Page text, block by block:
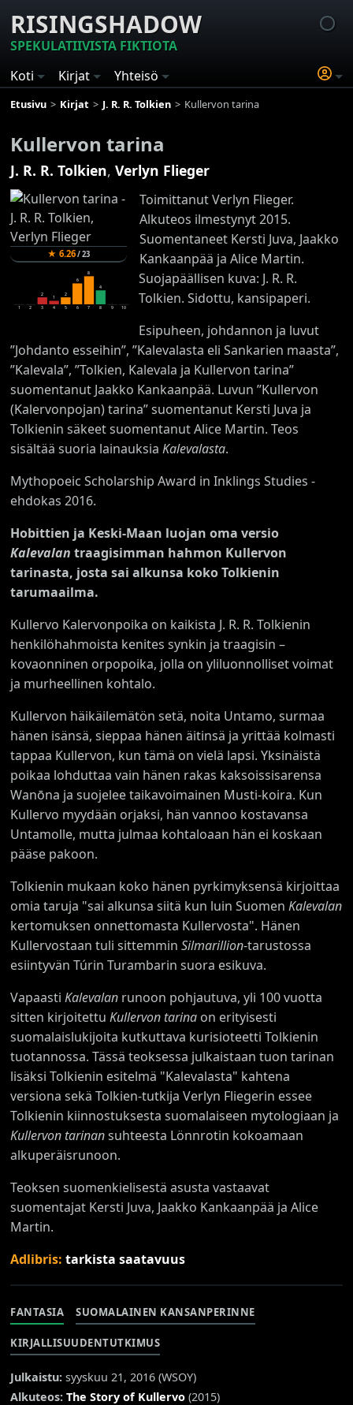
RISINGSHADOW
SPEKULATIIVISTA FIKTIOTA
Koti
Kirjat Yhteisö
Etusivu Kirjat J. R. R. Tolkien Kullervon tarina
Kullervon tarina
J. R. R. Tolkien,Verlyn Flieger
★6.26/23
1 2
2
3
1
4
2
5
6
6
8
7
4
8 9 10
Toimittanut Verlyn Flieger.
Alkuteos ilmestynyt 2015.
Suomentaneet Kersti Juva, Jaakko
Kankaanpää ja Alice Martin.
Suojapäällisen kuva: J. R. R.
Tolkien. Sidottu, kansipaperi.
Esipuheen, johdannon ja luvut
”Johdanto esseihin”, ”Kalevalasta eli Sankarien maasta”,
”Kalevala”, ”Tolkien, Kalevala ja Kullervon tarina”
suomentanut Jaakko Kankaanpää. Luvun ”Kullervon
(Kalervonpojan) tarina” suomentanut Kersti Juva ja
Tolkienin säkeet suomentanut Alice Martin. Teos
sisältää suoria lainauksiaKalevalasta.
Mythopoeic Scholarship Award in Inklings Studies -
ehdokas 2016.
Hobittien ja Keski-Maan luojan oma versio
Kalevalan traagisimman hahmon Kullervon
tarinasta, josta sai alkunsa koko Tolkienin
tarumaailma.
Kullervo Kalervonpoika on kaikista J. R. R. Tolkienin
henkilöhahmoista kenites synkin ja traagisin –
kovaonninen orpopoika, jolla on yliluonnolliset voimat
ja murheellinen kohtalo.
Kullervon häikäilemätön setä, noita Untamo, surmaa
hänen isänsä, sieppaa hänen äitinsä ja yrittää kolmasti
tappaa Kullervon, kun tämä on vielä lapsi. Yksinäistä
poikaa lohduttaa vain hänen rakas kaksoissisarensa
Wanōna ja suojelee taikavoimainen Musti-koira. Kun
Kullervo myydään orjaksi, hän vannoo kostavansa
Untamolle, mutta julmaa kohtaloaan hän ei koskaan
pääse pakoon.
Tolkienin mukaan koko hänen pyrkimyksensä kirjoittaa
omia taruja "sai alkunsa siitä kun luin SuomenKalevalan
kertomuksen onnettomasta Kullervosta". Hänen
Kullervostaan tuli sittemminSilmarillion-tarustossa
esiintyvän Túrin Turambarin suora esikuva.
VapaastiKalevalan runoon pohjautuva, yli 100 vuotta
sitten kirjoitettuKullervon tarina on erityisesti
suomalaislukijoita kutkuttava kurisioteetti Tolkienin
tuotannossa. Tässä teoksessa julkaistaan tuon tarinan
lisäksi Tolkienin esitelmä "Kalevalasta" kahtena
versiona sekä Tolkien-tutkija Verlyn Fliegerin essee
Tolkienin kiinnostuksesta suomalaiseen mytologiaan ja
Kullervon tarinansuhteesta Lönnrotin kokoamaan
alkuperäisrunoon.
Teoksen suomenkielisestä asusta vastaavat
suomentajat Kersti Juva, Jaakko Kankaanpää ja Alice
Martin.
Adlibris:tarkista saatavuus
FANTASIA SUOMALAINEN KANSANPERINNE
KIRJALLISUUDENTUTKIMUS
Julkaistu: syyskuu 21, 2016 (WSOY)
Alkuteos: The Story of Kullervo (2015)